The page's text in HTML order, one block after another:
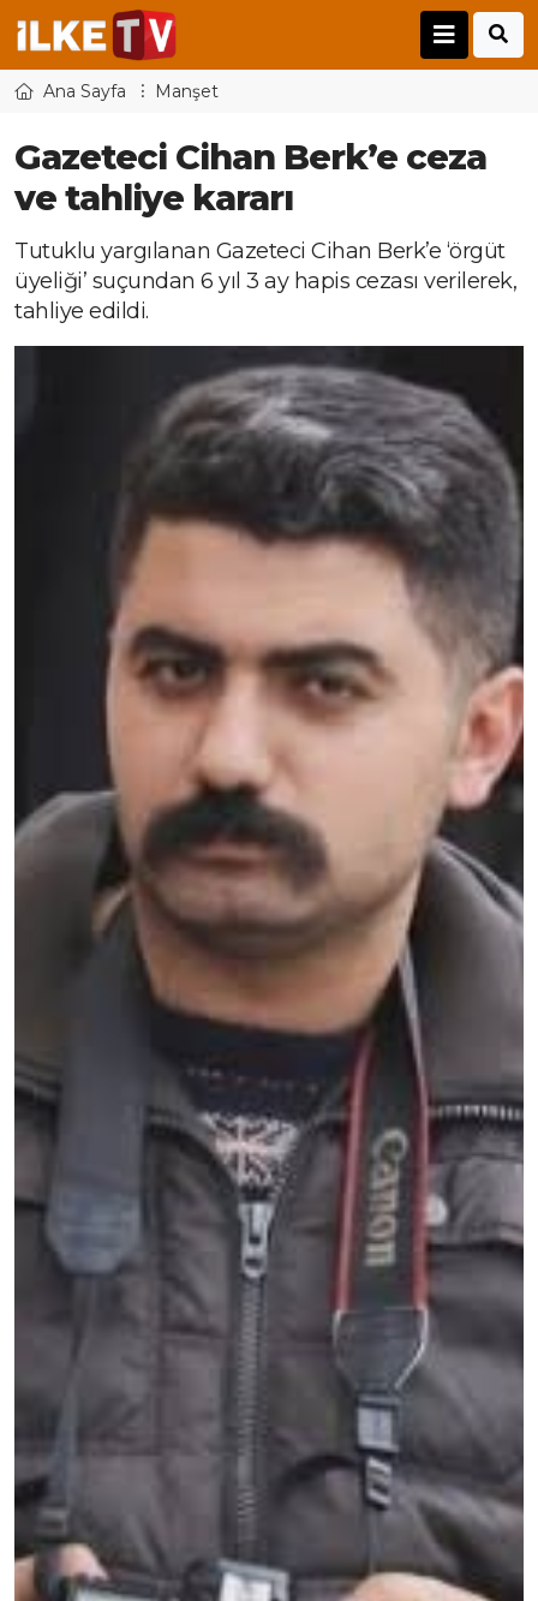
Ana Sayfa Manşet
Gazeteci Cihan Berk’e ceza
ve tahliye kararı
Tutuklu yargılanan Gazeteci Cihan Berk’e ‘örgüt
üyeliği’ suçundan 6 yıl 3 ay hapis cezası verilerek,
tahliye edildi.